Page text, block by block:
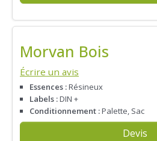
Morvan Bois
Écrire un avis
Essences :Résineux
Labels :DIN +
Conditionnement :Palette, Sac
Devis